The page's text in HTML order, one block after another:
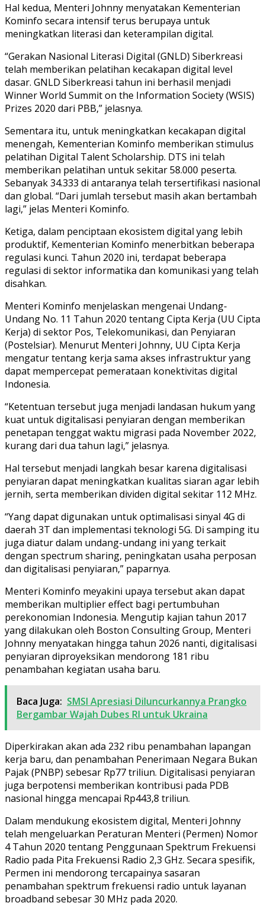
Hal kedua, Menteri Johnny menyatakan Kementerian
Kominfo secara intensif terus berupaya untuk
meningkatkan literasi dan keterampilan digital.
“Gerakan Nasional Literasi Digital (GNLD) Siberkreasi
telah memberikan pelatihan kecakapan digital level
dasar. GNLD Siberkreasi tahun ini berhasil menjadi
Winner World Summit on the Information Society (WSIS)
Prizes 2020 dari PBB,” jelasnya.
Sementara itu, untuk meningkatkan kecakapan digital
menengah, Kementerian Kominfo memberikan stimulus
pelatihan Digital Talent Scholarship. DTS ini telah
memberikan pelatihan untuk sekitar 58.000 peserta.
Sebanyak 34.333 di antaranya telah tersertifikasi nasional
dan global. “Dari jumlah tersebut masih akan bertambah
lagi,” jelas Menteri Kominfo.
Ketiga, dalam penciptaan ekosistem digital yang lebih
produktif, Kementerian Kominfo menerbitkan beberapa
regulasi kunci. Tahun 2020 ini, terdapat beberapa
regulasi di sektor informatika dan komunikasi yang telah
disahkan.
Menteri Kominfo menjelaskan mengenai Undang-
Undang No. 11 Tahun 2020 tentang Cipta Kerja (UU Cipta
Kerja) di sektor Pos, Telekomunikasi, dan Penyiaran
(Postelsiar). Menurut Menteri Johnny, UU Cipta Kerja
mengatur tentang kerja sama akses infrastruktur yang
dapat mempercepat pemerataan konektivitas digital
Indonesia.
“Ketentuan tersebut juga menjadi landasan hukum yang
kuat untuk digitalisasi penyiaran dengan memberikan
penetapan tenggat waktu migrasi pada November 2022,
kurang dari dua tahun lagi,” jelasnya.
Hal tersebut menjadi langkah besar karena digitalisasi
penyiaran dapat meningkatkan kualitas siaran agar lebih
jernih, serta memberikan dividen digital sekitar 112 MHz.
“Yang dapat digunakan untuk optimalisasi sinyal 4G di
daerah 3T dan implementasi teknologi 5G. Di samping itu
juga diatur dalam undang-undang ini yang terkait
dengan spectrum sharing, peningkatan usaha perposan
dan digitalisasi penyiaran,” paparnya.
Menteri Kominfo meyakini upaya tersebut akan dapat
memberikan multiplier effect bagi pertumbuhan
perekonomian Indonesia. Mengutip kajian tahun 2017
yang dilakukan oleh Boston Consulting Group, Menteri
Johnny menyatakan hingga tahun 2026 nanti, digitalisasi
penyiaran diproyeksikan mendorong 181 ribu
penambahan kegiatan usaha baru.
Baca Juga: SMSI Apresiasi Diluncurkannya Prangko
Bergambar Wajah Dubes RI untuk Ukraina
Diperkirakan akan ada 232 ribu penambahan lapangan
kerja baru, dan penambahan Penerimaan Negara Bukan
Pajak (PNBP) sebesar Rp77 triliun. Digitalisasi penyiaran
juga berpotensi memberikan kontribusi pada PDB
nasional hingga mencapai Rp443,8 triliun.
Dalam mendukung ekosistem digital, Menteri Johnny
telah mengeluarkan Peraturan Menteri (Permen) Nomor
4 Tahun 2020 tentang Penggunaan Spektrum Frekuensi
Radio pada Pita Frekuensi Radio 2,3 GHz. Secara spesifik,
Permen ini mendorong tercapainya sasaran
penambahan spektrum frekuensi radio untuk layanan
broadband sebesar 30 MHz pada 2020.